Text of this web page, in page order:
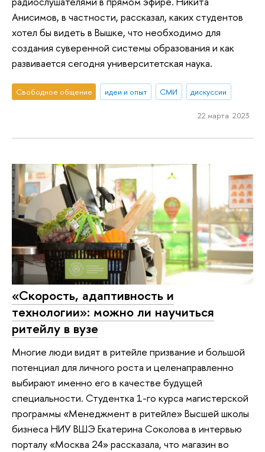
Анисимов, в частности, рассказал, каких студентов
хотел бы видеть в Вышке, что необходимо для
создания суверенной системы образования и как
развивается сегодня университетская наука.
Свободное общение идеи и опыт СМИ дискуссии
22 марта 2023
«Скорость, адаптивность и
технологии»: можно ли научиться
ритейлу в вузе
Многие люди видят в ритейле призвание и большой
потенциал для личного роста и целенаправленно
выбирают именно его в качестве будущей
специальности. Студентка 1-го курса магистерской
программы «Менеджмент в ритейле» Высшей школы
бизнеса НИУ ВШЭ Екатерина Соколова в интервью
порталу «Москва 24» рассказала, что магазин во